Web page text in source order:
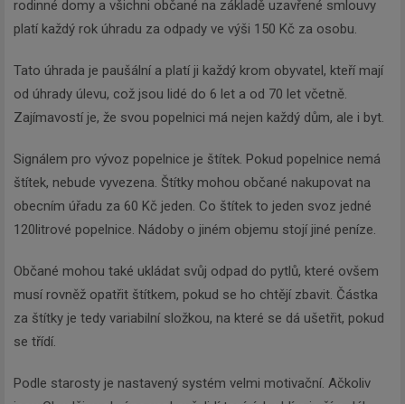
rodinné domy a všichni občané na základě uzavřené smlouvy
platí každý rok úhradu za odpady ve výši 150 Kč za osobu.
Tato úhrada je paušální a platí ji každý krom obyvatel, kteří mají
od úhrady úlevu, což jsou lidé do 6 let a od 70 let včetně.
Zajímavostí je, že svou popelnici má nejen každý dům, ale i byt.
Signálem pro vývoz popelnice je štítek. Pokud popelnice nemá
štítek, nebude vyvezena. Štítky mohou občané nakupovat na
obecním úřadu za 60 Kč jeden. Co štítek to jeden svoz jedné
120litrové popelnice. Nádoby o jiném objemu stojí jiné peníze.
Občané mohou také ukládat svůj odpad do pytlů, které ovšem
musí rovněž opatřit štítkem, pokud se ho chtějí zbavit. Částka
za štítky je tedy variabilní složkou, na které se dá ušetřit, pokud
se třídí.
Podle starosty je nastavený systém velmi motivační. Ačkoliv